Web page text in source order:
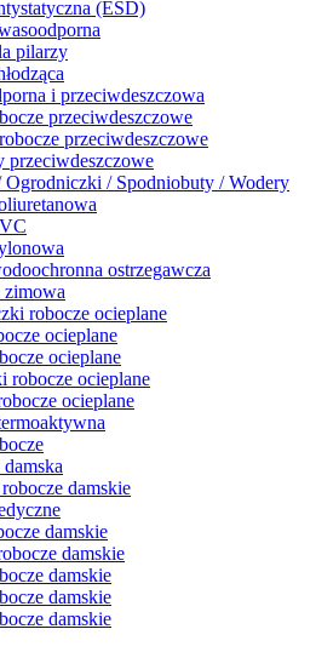
(ESD)
pilarzy
i przeciwdeszczowa
przeciwdeszczowe
robocze przeciwdeszczowe
przeciwdeszczowe
Ogrodniczki / Spodniobuty / Wodery
ostrzegawcza
zimowa
robocze ocieplane
ocieplane
ocieplane
robocze ocieplane
ocieplane
damskie
damskie
damskie
damskie
damskie
damskie